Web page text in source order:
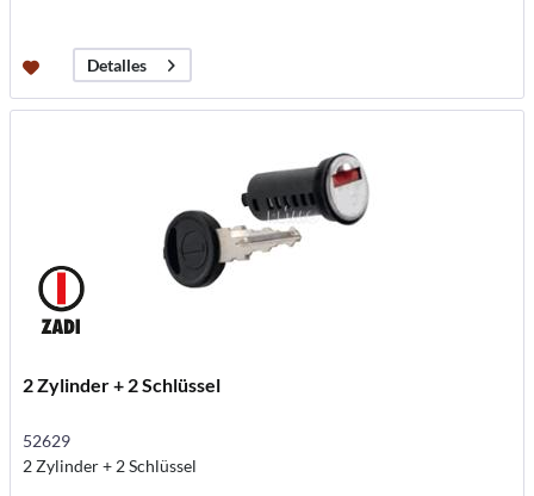
Detalles
2 Zylinder + 2 Schlüssel
52629
2 Zylinder + 2 Schlüssel